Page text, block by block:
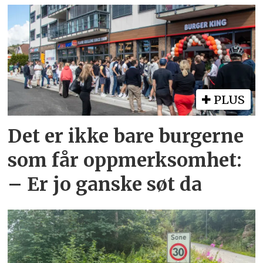
PLUS
Det er ikke bare burgerne
som får oppmerksomhet:
– Er jo ganske søt da